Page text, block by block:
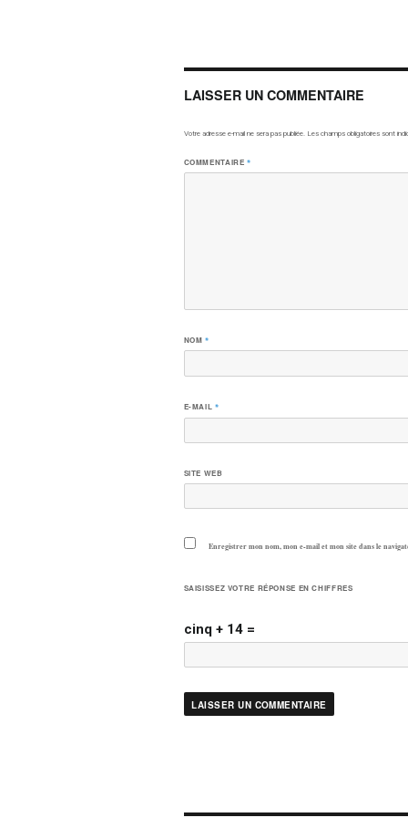
LAISSER UN COMMENTAIRE
Votre adresse e-mail ne sera pas publiée. Les champs obligatoires sont
COMMENTAIRE*
NOM*
E-MAIL *
SITE WEB
Enregistrer mon nom, mon e-mail et mon site dans le
SAISISSEZ VOTRE RÉPONSE EN CHIFFRES
cinq + 14 =